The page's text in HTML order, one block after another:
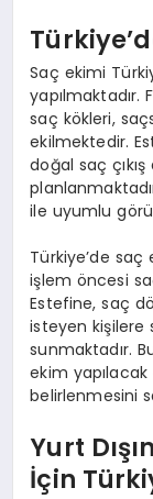
Saç ekimi
yapılmaktadır.
saç kökleri,
ekilmektedir.
doğal saç
ile uyumlu
Türkiye’de
işlem öncesi
Estefine, saç
isteyen kişilere
sunmaktadır.
ekim
belirlenmesini
Yurt
İçin